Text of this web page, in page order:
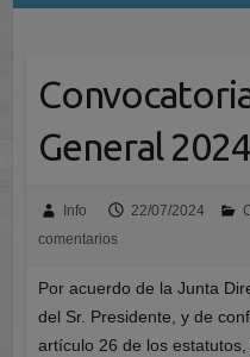
General 2024
Info 22/07/2024
comentarios
Por acuerdo de la Junta
del Sr. Presidente, y de
artículo 26 de los